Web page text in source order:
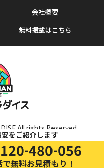
会社概要
無料掲載はこちら
All rights Reserved.
をご紹介します
480-056
で無料お見積もり！